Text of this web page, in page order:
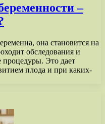
–
она становится на
обследования и
процедуры. Это дает
плода и при каких-